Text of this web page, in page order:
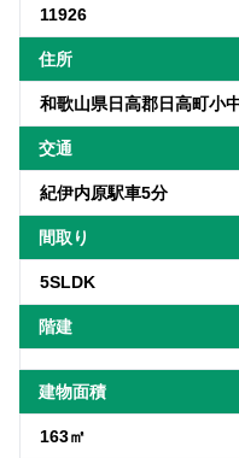
11926
住所
和歌山県日高郡日高町小
交通
紀伊内原駅車5分
間取り
5SLDK
階建
建物面積
163㎡